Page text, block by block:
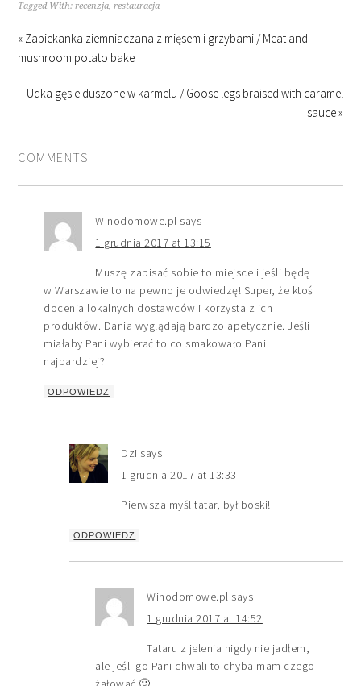
Tagged With:recenzja,restauracja
« Zapiekanka ziemniaczana z mięsem i grzybami / Meat and
mushroom potato bake
Udka gęsie duszone w karmelu / Goose legs braised with caramel
sauce »
COMMENTS
Winodomowe.pl says
1 grudnia 2017 at 13:15
Muszę zapisać sobie to miejsce i jeśli będę
w Warszawie to na pewno je odwiedzę! Super, że ktoś
docenia lokalnych dostawców i korzysta z ich
produktów. Dania wyglądają bardzo apetycznie. Jeśli
miałaby Pani wybierać to co smakowało Pani
najbardziej?
ODPOWIEDZ
Dzi says
1 grudnia 2017 at 13:33
Pierwsza myśl tatar, był boski!
ODPOWIEDZ
Winodomowe.pl says
1 grudnia 2017 at 14:52
Tataru z jelenia nigdy nie jadłem,
ale jeśli go Pani chwali to chyba mam czego